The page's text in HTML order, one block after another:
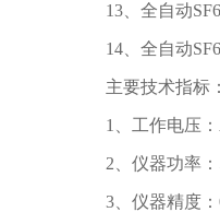
13、全自动
14、全自动
主要技术指标
1、工作电压
2、仪器功率
3、仪器精度